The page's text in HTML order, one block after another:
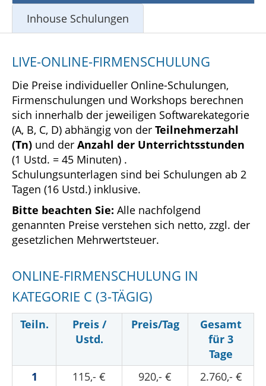
Inhouse Schulungen
LIVE-ONLINE-FIRMENSCHULUNG
Die Preise individueller Online-Schulungen,
Firmenschulungen und Workshops berechnen
sich innerhalb der jeweiligen Softwarekategorie
(A, B, C, D) abhängig von der Teilnehmerzahl
(Tn) und der Anzahl der Unterrichtsstunden
(1 Ustd. = 45 Minuten) .
Schulungsunterlagen sind bei Schulungen ab 2
Tagen (16 Ustd.) inklusive.
Bitte beachten Sie: Alle nachfolgend
genannten Preise verstehen sich netto, zzgl. der
gesetzlichen Mehrwertsteuer.
ONLINE-FIRMENSCHULUNG IN
KATEGORIE C (3-TÄGIG)
Teiln.
Preis /
Ustd.
Preis/Tag
Gesamt
für 3
Tage
1
115,- € 920,- €
2.760,- €